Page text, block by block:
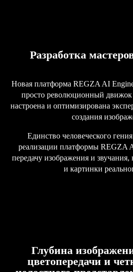
Разработка
Новая платформа REGZA AI
просто революционный
настроена и оптимизирована
создания
Единство человеческого
реализации платформы REGZA
передачу изображения и
и картинки
Глубина
цветопередачи и